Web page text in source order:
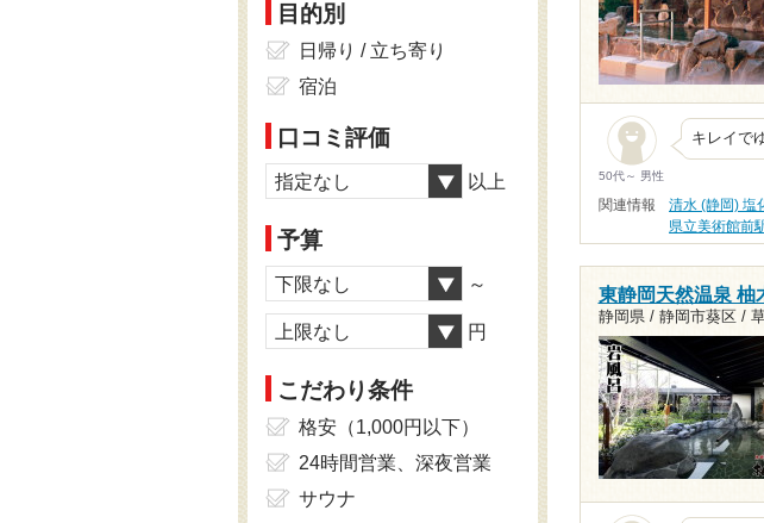
50代～ 男性
キレイで
関連情報 清水 (静岡) 塩
県立美術館前
東静岡天然温泉 柚
静岡県 / 静岡市葵区 /
目的別
日帰り / 立ち寄り
宿泊
口コミ評価
指定なし 以上
予算
下限なし ～
上限なし 円
こだわり条件
格安（1,000円以下）
24時間営業、深夜営業
サウナ